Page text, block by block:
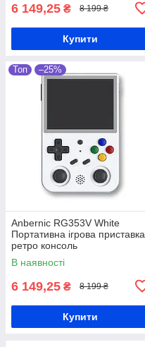
6 149,25 ₴ 8 199 ₴
Купити
Топ –25%
Anbernic RG353V White
Портативна ігрова приставка
ретро консоль
В наявності
6 149,25 ₴ 8 199 ₴
Купити